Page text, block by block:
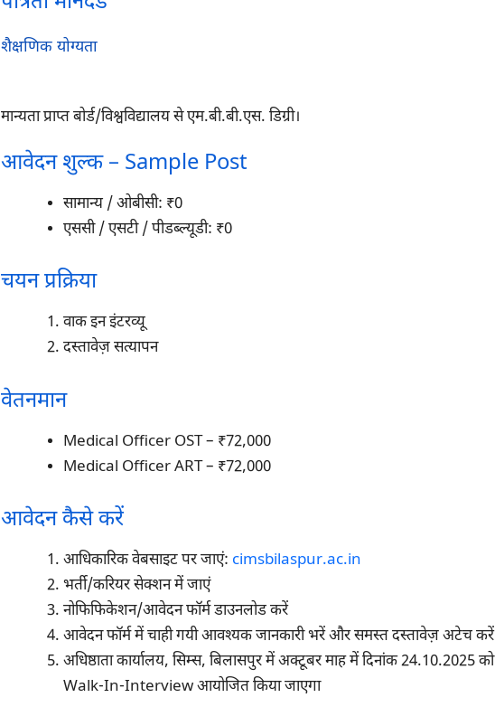
शैक्षणिक योग्यता
मान्यता प्राप्त बोर्ड/विश्वविद्यालय से एम.बी.बी.एस. डिग्री।
आवेदन शुल्क – Sample Post
सामान्य / ओबीसी: ₹0
एससी / एसटी / पीडब्ल्यूडी: ₹0
चयन प्रक्रिया
वाक इन इंटरव्यू
दस्तावेज़ सत्यापन
वेतनमान
Medical Officer OST – ₹72,000
Medical Officer ART – ₹72,000
आवेदन कैसे करें
आधिकारिक वेबसाइट पर जाएं: cimsbilaspur.ac.in
भर्ती/करियर सेक्शन में जाएं
नोफिफिकेशन/आवेदन फॉर्म डाउनलोड करें
आवेदन फॉर्म में चाही गयी आवश्यक जानकारी भरें और समस्त दस्तावेज़ अटेच करें
अधिष्ठाता कार्यालय, सिम्स, बिलासपुर में अक्टूबर माह में दिनांक 24.10.2025 को
Walk-In-Interview आयोजित किया जाएगा